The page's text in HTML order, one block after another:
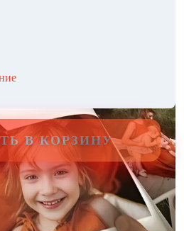
В КОРЗИНУ